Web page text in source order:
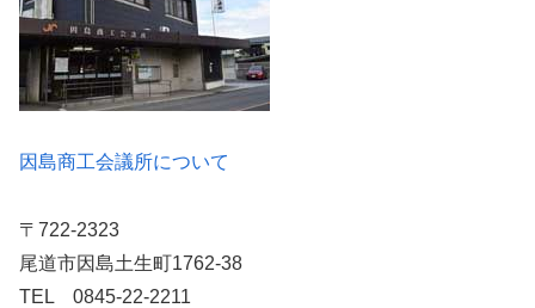
因島商工会議所について
〒722-2323
尾道市因島土生町1762-38
TEL 0845-22-2211